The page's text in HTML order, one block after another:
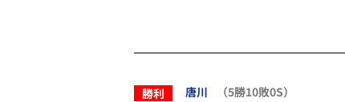
勝利 唐川 （5勝10敗0S）